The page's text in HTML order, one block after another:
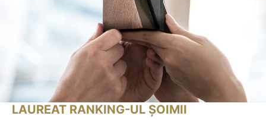
LAUREAT RANKING-UL ȘOIMII